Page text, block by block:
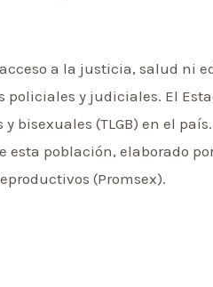
a la justicia, salud ni
policiales y judiciales. El
bisexuales (TLGB) en el
población, elaborado
(Promsex).